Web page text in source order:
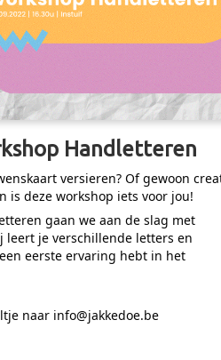
Handletteren
versieren? Of gewoon
is deze workshop iets voor jou!
gaan we aan de slag met
leert je verschillende letters en
eerste ervaring hebt in het
naar info@jakkedoe.be